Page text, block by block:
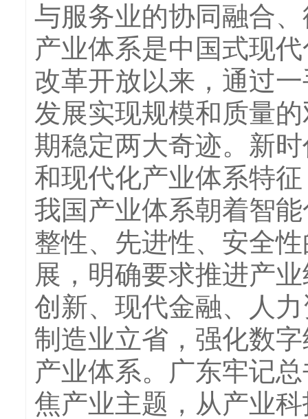
与服务业的协同融合
产业体系是中国式现
改革开放以来，通过
发展实现规模和质量
期稳定两大奇迹。新
和现代化产业体系特
我国产业体系朝着智
整性、先进性、安全
展，明确要求推进产
创新、现代金融、人
制造业立省，强化数
产业体系。广东牢记
焦产业主题，从产业